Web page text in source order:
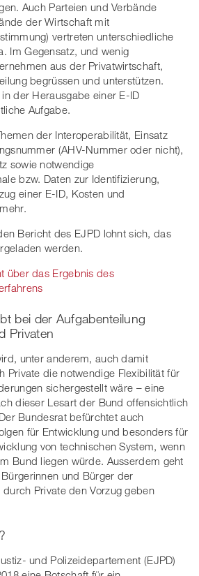
Auch Parteien und Verbände
der Wirtschaft mit
vertreten unterschiedliche
Im Gegensatz, und wenig
aus der Privatwirtschaft,
begrüssen und unterstützen.
der Herausgabe einer E-ID
Aufgabe.
der Interoperabilität, Einsatz
(AHV-Nummer oder nicht),
sowie notwendige
bzw. Daten zur Identifizierung,
einer E-ID, Kosten und
Bericht des EJPD lohnt sich, das
werden.
über das Ergebnis des
bei der Aufgabenteilung
Privaten
unter anderem, auch damit
Private die notwendige Flexibilität für
sichergestellt wäre – eine
dieser Lesart der Bund offensichtlich
Bundesrat befürchtet auch
für Entwicklung und besonders für
von technischen System, wenn
Bund liegen würde. Ausserdem geht
und Bürger der
durch Private den Vorzug geben
und Polizeidepartement (EJPD)